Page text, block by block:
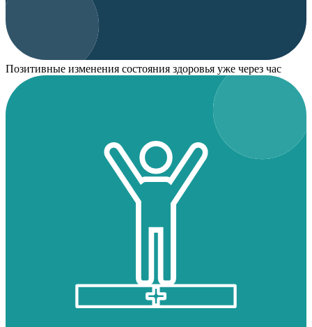
Позитивные изменения состояния здоровья уже через час